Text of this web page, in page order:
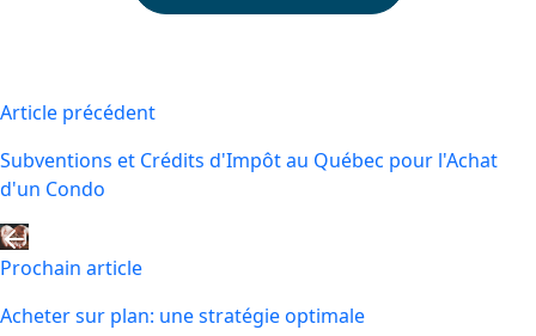
Article précédent
Subventions et Crédits d'Impôt au Québec pour l'Achat
d'un Condo
Prochain article
Acheter sur plan: une stratégie optimale